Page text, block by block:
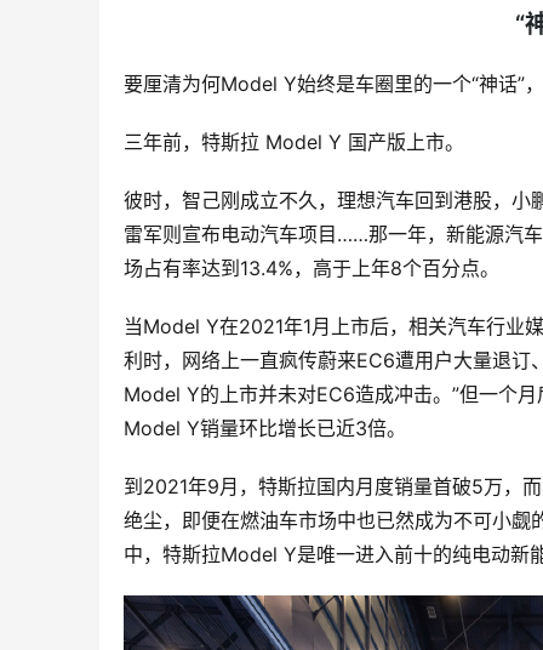
“
要厘清为何Model Y始终是车圈里的一个“神话”
三年前，特斯拉 Model Y 国产版上市。
彼时，智己刚成立不久，理想汽车回到港股，
雷军则宣布电动汽车项目……那一年，新能源汽
场占有率达到13.4%，高于上年8个百分点。
当Model Y在2021年1月上市后，相关汽车行业
利时，网络上一直疯传蔚来EC6遭用户大量退
Model Y的上市并未对EC6造成冲击。”但一个
Model Y销量环比增长已近3倍。
到2021年9月，特斯拉国内月度销量首破5万，
绝尘，即便在燃油车市场中也已然成为不可小
中，特斯拉Model Y是唯一进入前十的纯电动新